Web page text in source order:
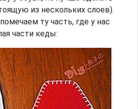
из нескольких слоев).
ту часть, где у нас
части кеды: